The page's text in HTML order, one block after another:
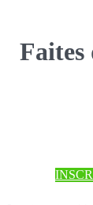
Faites